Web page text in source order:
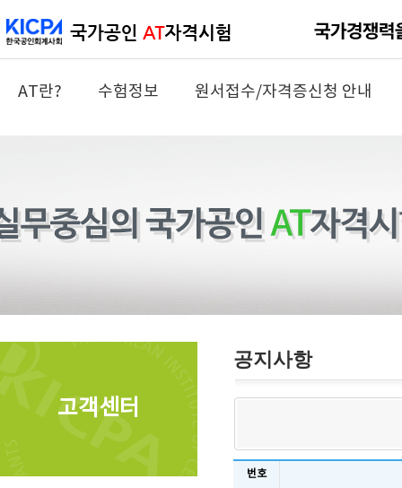
AT란? 수험정보 원서접수/자격증신청 안내
고객센터
공지사항
번호